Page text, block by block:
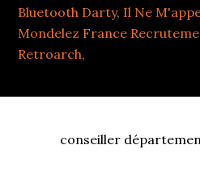
Bluetooth Darty, Il Ne
Mondelez France
Retroarch,
conseiller